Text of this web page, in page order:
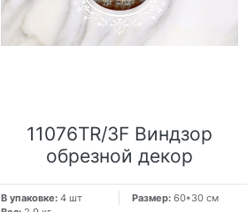
11076TR/3F Виндзор
обрезной декор
В упаковке:4 шт Размер: 60*30 см